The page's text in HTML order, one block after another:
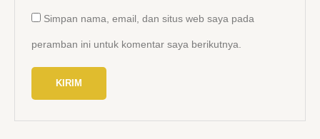
Simpan nama, email, dan situs web saya pada
peramban ini untuk komentar saya berikutnya.